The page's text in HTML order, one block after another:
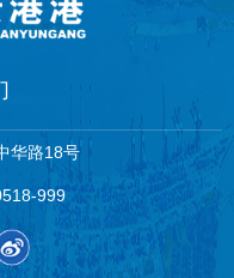
华路18号
999